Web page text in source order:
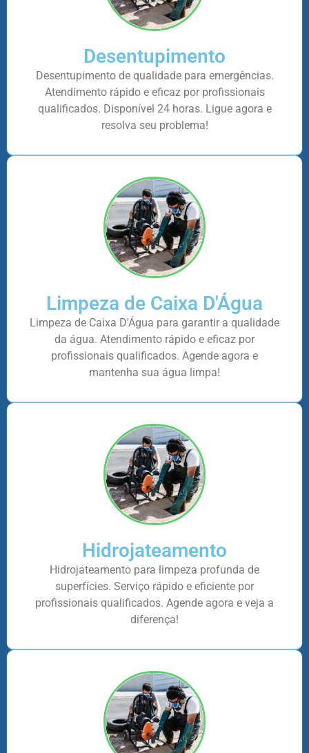
Desentupimento
Desentupimento de qualidade para emergências.
Atendimento rápido e eficaz por profissionais
qualificados. Disponível 24 horas. Ligue agora e
resolva seu problema!
Limpeza de Caixa D'Água
Limpeza de Caixa D'Água para garantir a qualidade
da água. Atendimento rápido e eficaz por
profissionais qualificados. Agende agora e
mantenha sua água limpa!
Hidrojateamento
Hidrojateamento para limpeza profunda de
superfícies. Serviço rápido e eficiente por
profissionais qualificados. Agende agora e veja a
diferença!